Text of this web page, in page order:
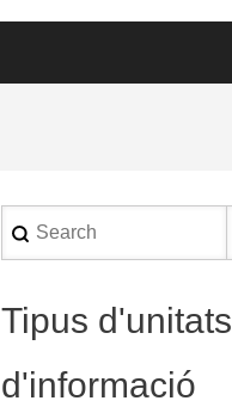
Search
Tipus d'unitats
d'informació